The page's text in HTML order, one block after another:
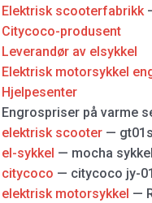
Elektrisk scooterfabrikk
Citycoco-produsent
Leverandør av elsykkel
Elektrisk motorsykkel
Hjelpesenter
Engrospriser på varme
elektrisk scooter— gt01s
el-sykkel — mocha
citycoco — citycoco jy-01
elektrisk motorsykkel —